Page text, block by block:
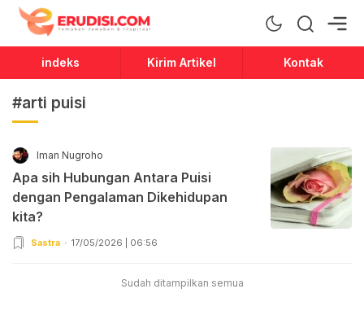
Erudisi
Temukan Jawaban dan Inspirasi
indeks Kirim Artikel Kontak
#arti puisi
Iman Nugroho
Apa sih Hubungan Antara Puisi
dengan Pengalaman Dikehidupan
kita?
Sastra 17/05/2026 | 06:56
Sudah ditampilkan semua